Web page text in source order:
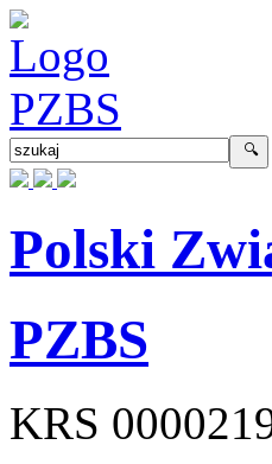
Polski
PZBS
KRS